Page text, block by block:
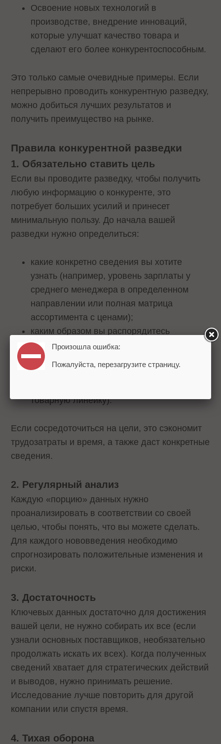
Освоение новых технологий в
производстве, внедрение инноваций,
которые улучшат качество товара и
сделают его более конкурентоспособным.
Это только самые очевидные примеры. Если
непрерывно проводить конкурентную разведку,
можно добиться лучших результатов и
получить преимущество на рынке.
Правила конкурентной разведки
1. Обязательно ставить цель
Если вы проводите разведку, чтобы получить
любую информацию о конкуренте, это
потребует больших усилий и принесет
минимальную пользу. До начала вашей
разведки нужно определиться:
какие конкретно сведения вы хотите
узнать (например, уровень зарплаты у
среднего менеджера в определенном
направлении или полная матрица
ассортимента с ценами);
каким образом вы распорядитесь
полученными данными (например,
добавите новый рекламный канал,
введете дополнительное обучение
товарную линейку).
Если сосредоточиться на цели, это сэкономит
трудозатраты и время, а также даст конкретные
сведения.
2. Регулярный анализ
Каждую «порцию» данных нужно
проанализировать в соответствии со своей
целью, чтобы понять, что вы можете сделать.
Для каждого нововведения необходимо
спрогнозировать положительные изменения и
риски.
3. Достаточность
Ключевых данных достаточно для достижения
вашей цели, не нужно собирать их все (если
узнали основных поставщиков, необязательно
продолжать искать их всех). Когда полученных
сведений хватает для стратегических действий
и выводов, нужно принимать решение.
Исследование лучше повторить для другой
компании или спустя время.
4. Тихая оборона
Произошла ошибка:
Пожалуйста, перезагрузите страницу.